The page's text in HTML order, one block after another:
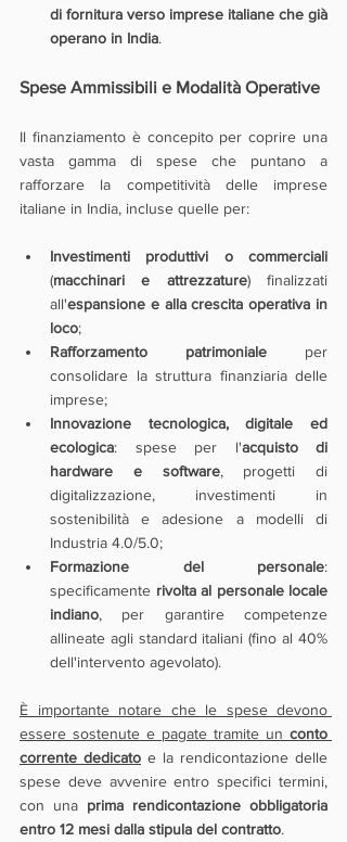
di fornitura verso imprese italiane che già
operano in India.
Spese Ammissibili e Modalità Operative
Il finanziamento è concepito per coprire una
vasta gamma di spese che puntano a
rafforzare la competitività delle imprese
italiane in India, incluse quelle per:
Investimenti produttivi o commerciali
(macchinari e attrezzature) finalizzati
all'espansione e alla crescita operativa in
loco;
Rafforzamento patrimoniale per
consolidare la struttura finanziaria delle
imprese;
Innovazione tecnologica, digitale ed
ecologica: spese per l'acquisto di
hardware e software, progetti di
digitalizzazione, investimenti in
sostenibilità e adesione a modelli di
Industria 4.0/5.0;
Formazione del personale:
specificamente rivolta al personale locale
indiano, per garantire competenze
allineate agli standard italiani (fino al 40%
dell'intervento agevolato).
È importante notare che le spese devono
essere sostenute e pagate tramite un conto
corrente dedicato e la rendicontazione delle
spese deve avvenire entro specifici termini,
con una prima rendicontazione obbligatoria
entro 12 mesi dalla stipula del contratto.